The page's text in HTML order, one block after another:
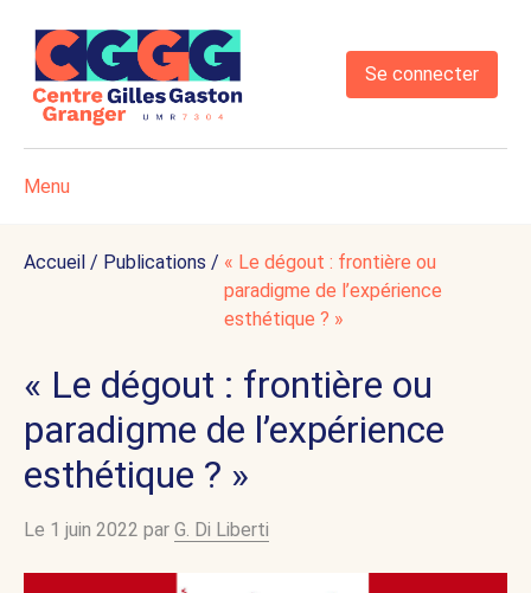
Se connecter
Menu
Accueil / Publications / « Le dégout : frontière ou
paradigme de l’expérience
esthétique ? »
« Le dégout : frontière ou
paradigme de l’expérience
esthétique ? »
Le 1 juin 2022 par G. Di Liberti